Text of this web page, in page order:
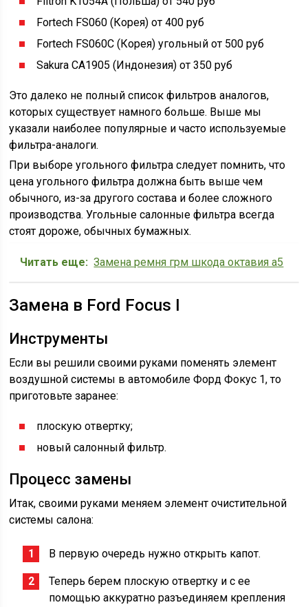
Fortech FS060 (Корея) от 400 руб
Fortech FS060C (Корея) угольный от 500 руб
Sakura CA1905 (Индонезия) от 350 руб
Это далеко не полный список фильтров аналогов,
которых существует намного больше. Выше мы
указали наиболее популярные и часто используемые
фильтра-аналоги.
При выборе угольного фильтра следует помнить, что
цена угольного фильтра должна быть выше чем
обычного, из-за другого состава и более сложного
производства. Угольные салонные фильтра всегда
стоят дороже, обычных бумажных.
Читать еще: Замена ремня грм шкода октавия а5
Замена в Ford Focus I
Инструменты
Если вы решили своими руками поменять элемент
воздушной системы в автомобиле Форд Фокус 1, то
приготовьте заранее:
плоскую отвертку;
новый салонный фильтр.
Процесс замены
Итак, своими руками меняем элемент очистительной
системы салона:
В первую очередь нужно открыть капот.
Теперь берем плоскую отвертку и с ее
помощью аккуратно разъединяем крепления